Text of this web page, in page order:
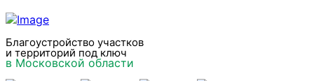
Благоустройство участков
и территорий под ключ
в Московской области